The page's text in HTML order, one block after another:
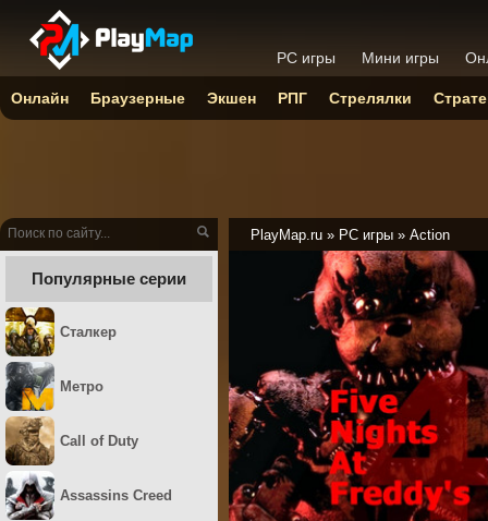
PlayMap.ru » PC игры » Action
Популярные серии
Сталкер
Метро
Call of Duty
Assassins Creed
PC игры Мини игры
Онлайн Браузерные Экшен РПГ Стрелялки